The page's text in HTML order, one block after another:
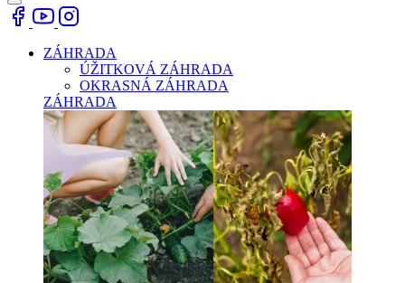
ZÁHRADA
ÚŽITKOVÁ ZÁHRADA
OKRASNÁ ZÁHRADA
ZÁHRADA